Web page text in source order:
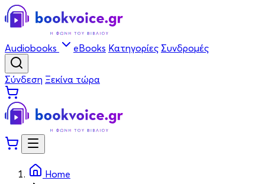
Audiobooks eBooks Κατηγορίες Συνδρομές
Σύνδεση Ξεκίνα τώρα
Home